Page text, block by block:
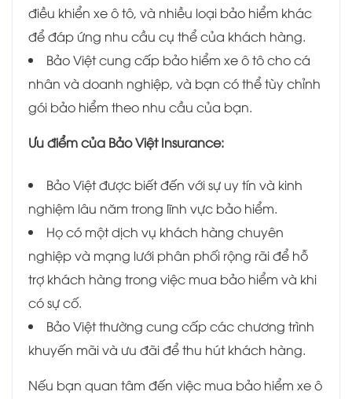
điều khiển xe ô tô, và nhiều loại bảo hiểm khác
để đáp ứng nhu cầu cụ thể của khách hàng.
Bảo Việt cung cấp bảo hiểm xe ô tô cho cá
nhân và doanh nghiệp, và bạn có thể tùy chỉnh
gói bảo hiểm theo nhu cầu của bạn.
Ưu điểm của Bảo Việt Insurance:
Bảo Việt được biết đến với sự uy tín và kinh
nghiệm lâu năm trong lĩnh vực bảo hiểm.
Họ có một dịch vụ khách hàng chuyên
nghiệp và mạng lưới phân phối rộng rãi để hỗ
trợ khách hàng trong việc mua bảo hiểm và khi
có sự cố.
Bảo Việt thường cung cấp các chương trình
khuyến mãi và ưu đãi để thu hút khách hàng.
Nếu bạn quan tâm đến việc mua bảo hiểm xe ô